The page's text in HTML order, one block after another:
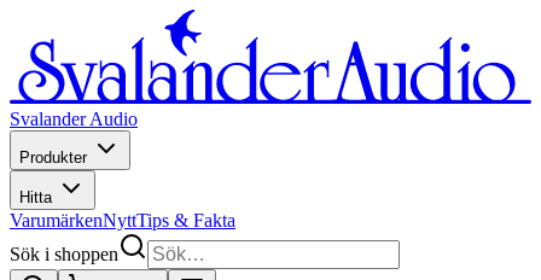
Svalander Audio
Produkter
Hitta
VarumärkenNyttTips & Fakta
Sök i shoppen